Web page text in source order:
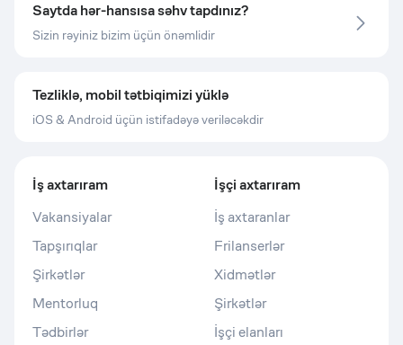
Saytda hər-hansısa səhv tapdınız?
Sizin rəyiniz bizim üçün önəmlidir
Tezliklə, mobil tətbiqimizi yüklə
iOS & Android üçün istifadəyə veriləcəkdir
İş axtarıram
Vakansiyalar
Tapşırıqlar
Şirkətlər
Mentorluq
Tədbirlər
İşçi axtarıram
İş axtaranlar
Frilanserlər
Xidmətlər
Şirkətlər
İşçi elanları